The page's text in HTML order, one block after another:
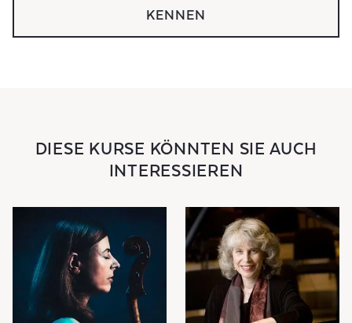
KENNEN
DIESE KURSE KÖNNTEN SIE AUCH
INTERESSIEREN